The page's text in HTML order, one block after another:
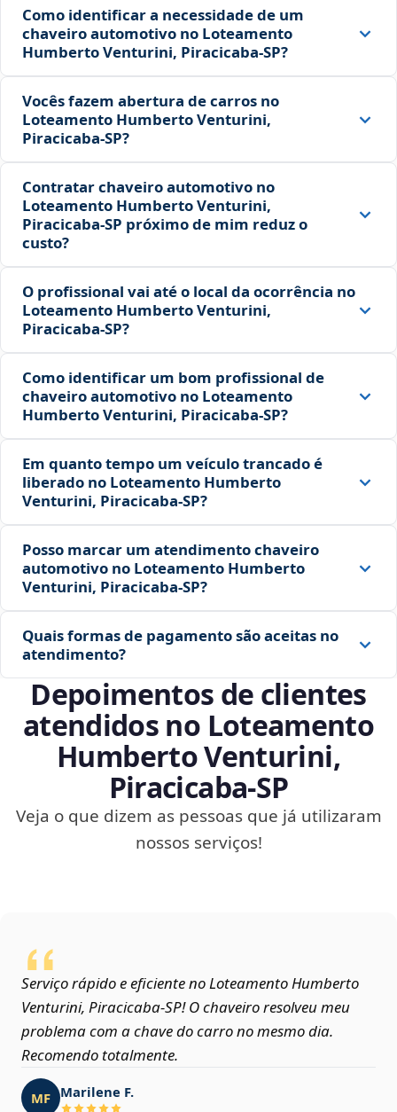
Como identificar a necessidade de um
chaveiro automotivo no Loteamento
Humberto Venturini, Piracicaba‑SP?
Vocês fazem abertura de carros no
Loteamento Humberto Venturini,
Piracicaba‑SP?
Contratar chaveiro automotivo no
Loteamento Humberto Venturini,
Piracicaba‑SP próximo de mim reduz o
custo?
O profissional vai até o local da ocorrência no
Loteamento Humberto Venturini,
Piracicaba‑SP?
Como identificar um bom profissional de
chaveiro automotivo no Loteamento
Humberto Venturini, Piracicaba‑SP?
Em quanto tempo um veículo trancado é
liberado no Loteamento Humberto
Venturini, Piracicaba‑SP?
Posso marcar um atendimento chaveiro
automotivo no Loteamento Humberto
Venturini, Piracicaba‑SP?
Quais formas de pagamento são aceitas no
atendimento?
Depoimentos de clientes
atendidos no Loteamento
Humberto Venturini,
Piracicaba‑SP
Veja o que dizem as pessoas que já utilizaram
nossos serviços!
Serviço rápido e eficiente no Loteamento Humberto
Venturini, Piracicaba‑SP! O chaveiro resolveu meu
problema com a chave do carro no mesmo dia.
Recomendo totalmente.
MF Marilene F.